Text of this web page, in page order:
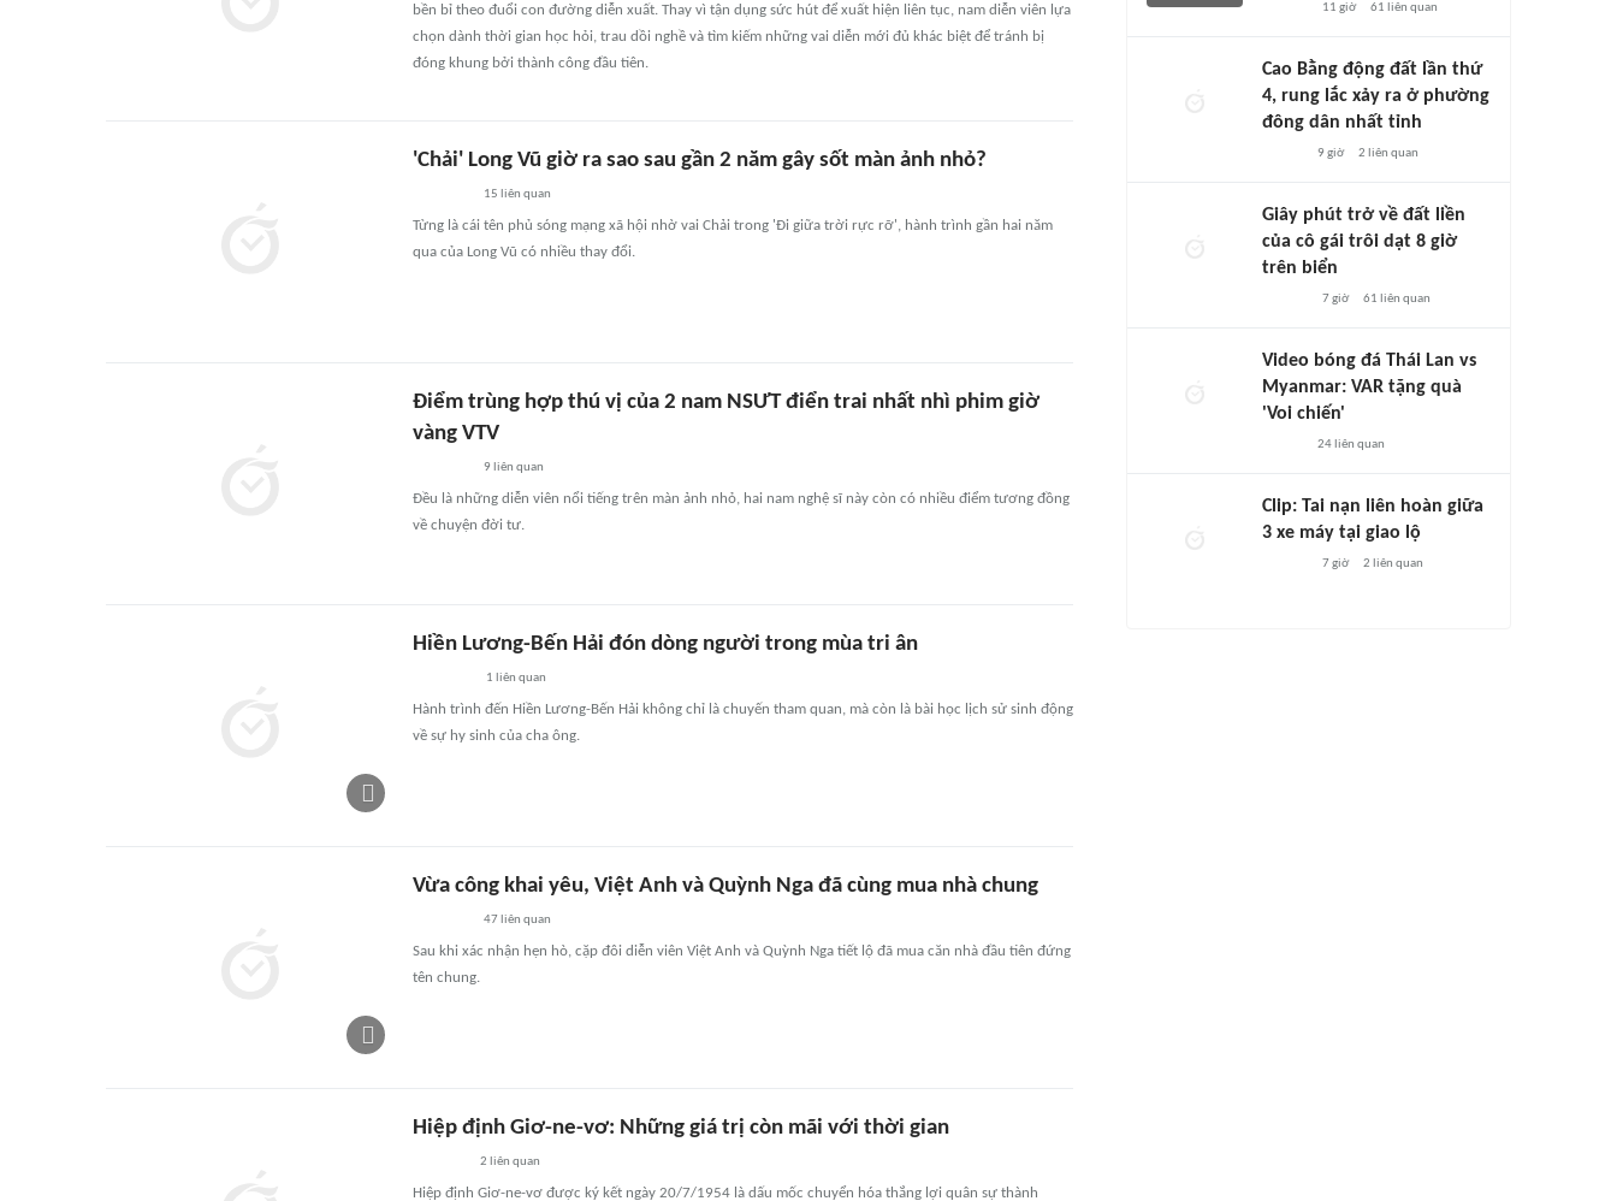
bền bỉ theo đuổi con đường diễn xuất. Thay vì tận dụng sức hút để xuất hiện liên tục, nam diễn viên lựa
chọn dành thời gian học hỏi, trau dồi nghề và tìm kiếm những vai diễn mới đủ khác biệt để tránh bị
đóng khung bởi thành công đầu tiên.
'Chải' Long Vũ giờ ra sao sau gần 2 năm gây sốt màn ảnh nhỏ?
15 liên quan
Từng là cái tên phủ sóng mạng xã hội nhờ vai Chải trong 'Đi giữa trời rực rỡ', hành trình gần hai năm
qua của Long Vũ có nhiều thay đổi.
Điểm trùng hợp thú vị của 2 nam NSƯT điển trai nhất nhì phim giờ
vàng VTV
9 liên quan
Đều là những diễn viên nổi tiếng trên màn ảnh nhỏ, hai nam nghệ sĩ này còn có nhiều điểm tương đồng
về chuyện đời tư.
Hiền Lương-Bến Hải đón dòng người trong mùa tri ân
1 liên quan
Hành trình đến Hiền Lương-Bến Hải không chỉ là chuyến tham quan, mà còn là bài học lịch sử sinh động
về sự hy sinh của cha ông.
Vừa công khai yêu, Việt Anh và Quỳnh Nga đã cùng mua nhà chung
47liên quan
Sau khi xác nhận hẹn hò, cặp đôi diễn viên Việt Anh và Quỳnh Nga tiết lộ đã mua căn nhà đầu tiên đứng
tên chung.
Hiệp định Giơ-ne-vơ: Những giá trị còn mãi với thời gian
2 liên quan
Hiệp định Giơ-ne-vơ được ký kết ngày 20/7/1954 là dấu mốc chuyển hóa thắng lợi quân sự thành
11 giờ 61 liên quan
Cao Bằng động đất lần thứ
4, rung lắc xảy ra ở phường
đông dân nhất tỉnh
9 giờ 2 liên quan
Giây phút trở về đất liền
của cô gái trôi dạt 8 giờ
trên biển
7 giờ 61 liên quan
Video bóng đá Thái Lan vs
Myanmar: VAR tặng quà
'Voi chiến'
24liên quan
Clip: Tai nạn liên hoàn giữa
3 xe máy tại giao lộ
7 giờ 2 liên quan